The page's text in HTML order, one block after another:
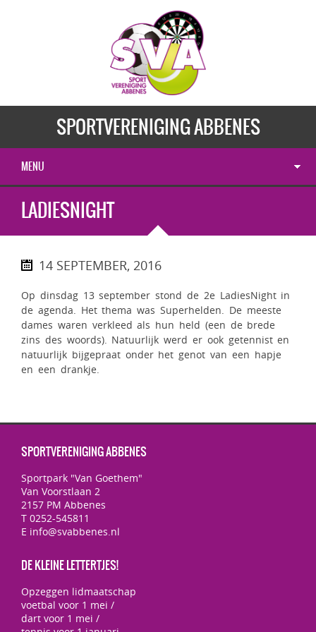
SPORTVERENIGING ABBENES
MENU
LADIESNIGHT
14 SEPTEMBER, 2016
Op dinsdag 13 september stond de 2e LadiesNight in
de agenda. Het thema was Superhelden. De meeste
dames waren verkleed als hun held (een de brede
zins des woords). Natuurlijk werd er ook getennist en
natuurlijk bijgepraat onder het genot van een hapje
en een drankje.
SPORTVERENIGING ABBENES
Sportpark "Van Goethem"
Van Voorstlaan 2
2157 PM Abbenes
T 0252-545811
E info@svabbenes.nl
DE KLEINE LETTERTJES!
Opzeggen lidmaatschap
voetbal voor 1 mei /
dart voor 1 mei /